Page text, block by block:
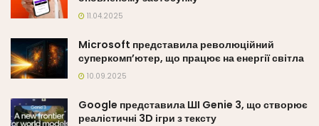
11.04.2025
Microsoft представила революційний
суперкомп’ютер, що працює на енергії світла
10.09.2025
Google представила ШІ Genie 3, що створює
реалістичні 3D ігри з тексту